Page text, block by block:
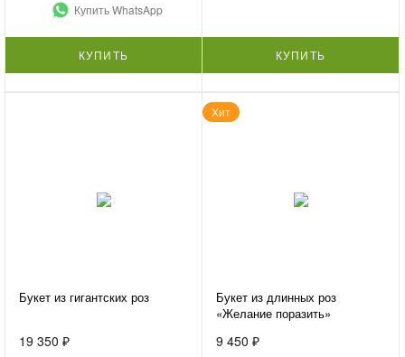
Купить WhatsApp
КУПИТЬ КУПИТЬ
Букет из гигантских роз
19 350 ₽
Хит
Букет из длинных роз
«Желание поразить»
9 450 ₽